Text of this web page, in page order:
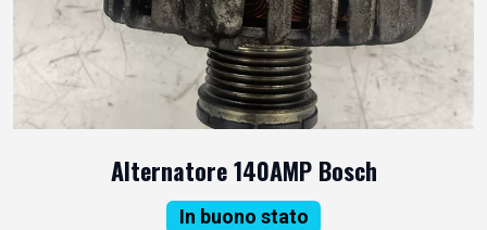
Alternatore 140AMP Bosch
In buono stato